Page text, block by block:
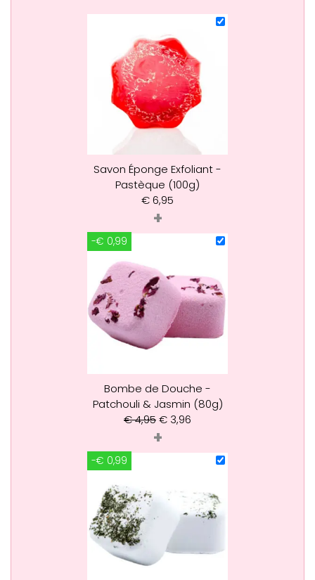
Savon Éponge Exfoliant -
Pastèque (100g)
€6,95
+
-€ 0,99
Bombe de Douche -
Patchouli & Jasmin (80g)
€4,95€ 3,96
+
-€ 0,99